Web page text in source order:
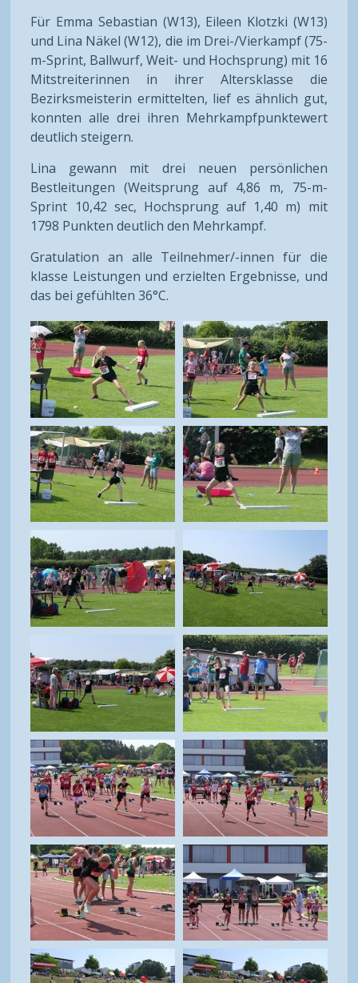
Für Emma Sebastian (W13), Eileen Klotzki (W13)
und Lina Näkel (W12), die im Drei-/Vierkampf (75-
m-Sprint, Ballwurf, Weit- und Hochsprung) mit 16
Mitstreiterinnen in ihrer Altersklasse die
Bezirksmeisterin ermittelten, lief es ähnlich gut,
konnten alle drei ihren Mehrkampfpunktewert
deutlich steigern.
Lina gewann mit drei neuen persönlichen
Bestleitungen (Weitsprung auf 4,86 m, 75-m-
Sprint 10,42 sec, Hochsprung auf 1,40 m) mit
1798 Punkten deutlich den Mehrkampf.
Gratulation an alle Teilnehmer/-innen für die
klasse Leistungen und erzielten Ergebnisse, und
das bei gefühlten 36°C.